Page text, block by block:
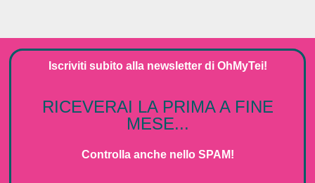
Iscriviti subito alla newsletterdi OhMyTei!
RICEVERAI LA PRIMA A FINE
MESE...
Controlla anche nello SPAM!